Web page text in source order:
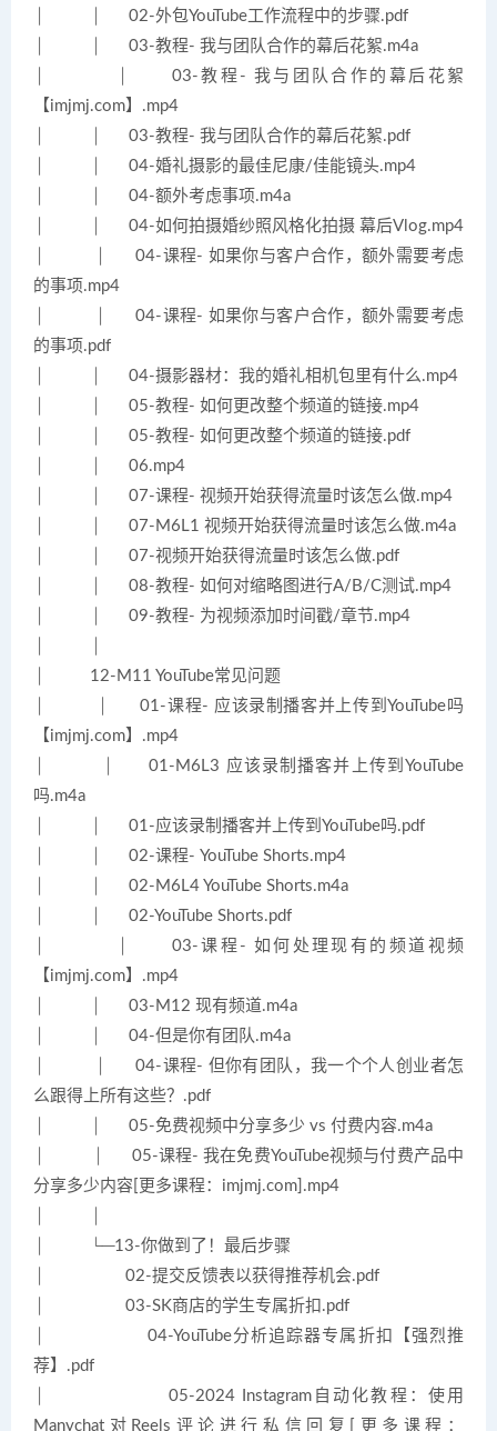
│ │ 02-外包YouTube工作流程中的步骤.pdf
│ │ 03-教程- 我与团队合作的幕后花絮.m4a
│ │ 03-教程- 我与团队合作的幕后花絮
【imjmj.com】.mp4
│ │ 03-教程- 我与团队合作的幕后花絮.pdf
│ │ 04-婚礼摄影的最佳尼康/佳能镜头.mp4
│ │ 04-额外考虑事项.m4a
│ │ 04-如何拍摄婚纱照风格化拍摄 幕后Vlog.mp4
│ │ 04-课程- 如果你与客户合作，额外需要考虑
的事项.mp4
│ │ 04-课程- 如果你与客户合作，额外需要考虑
的事项.pdf
│ │ 04-摄影器材：我的婚礼相机包里有什么.mp4
│ │ 05-教程- 如何更改整个频道的链接.mp4
│ │ 05-教程- 如何更改整个频道的链接.pdf
│ │ 06.mp4
│ │ 07-课程- 视频开始获得流量时该怎么做.mp4
│ │ 07-M6L1 视频开始获得流量时该怎么做.m4a
│ │ 07-视频开始获得流量时该怎么做.pdf
│ │ 08-教程- 如何对缩略图进行A/B/C测试.mp4
│ │ 09-教程- 为视频添加时间戳/章节.mp4
│ 12-M11 YouTube常见问题
│ │ 01-课程- 应该录制播客并上传到YouTube吗
【imjmj.com】.mp4
│ │ 01-M6L3 应该录制播客并上传到YouTube
吗.m4a
│ │ 01-应该录制播客并上传到YouTube吗.pdf
│ │ 02-课程- YouTube Shorts.mp4
│ │ 02-M6L4 YouTube Shorts.m4a
│ │ 02-YouTube Shorts.pdf
│ │ 03-课程- 如何处理现有的频道视频
【imjmj.com】.mp4
│ │ 03-M12 现有频道.m4a
│ │ 04-但是你有团队.m4a
│ │ 04-课程- 但你有团队，我一个个人创业者怎
么跟得上所有这些？.pdf
│ │ 05-免费视频中分享多少 vs 付费内容.m4a
│ │ 05-课程- 我在免费YouTube视频与付费产品中
分享多少内容[更多课程：imjmj.com].mp4
│ └─13-你做到了！最后步骤
│ 02-提交反馈表以获得推荐机会.pdf
│ 03-SK商店的学生专属折扣.pdf
│ 04-YouTube分析追踪器专属折扣【强烈推
荐】.pdf
│ 05-2024 Instagram自动化教程：使用
Manychat对Reels评论进行私信回复[更多课程：